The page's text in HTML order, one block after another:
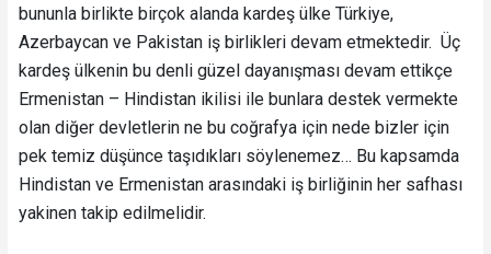
bununla birlikte birçok alanda kardeş ülke Türkiye,
Azerbaycan ve Pakistan iş birlikleri devam etmektedir. Üç
kardeş ülkenin bu denli güzel dayanışması devam ettikçe
Ermenistan – Hindistan ikilisi ile bunlara destek vermekte
olan diğer devletlerin ne bu coğrafya için nede bizler için
pek temiz düşünce taşıdıkları söylenemez… Bu kapsamda
Hindistan ve Ermenistan arasındaki iş birliğinin her safhası
yakinen takip edilmelidir.